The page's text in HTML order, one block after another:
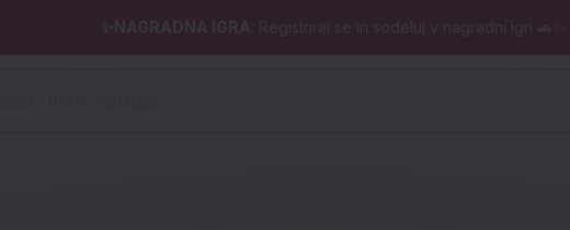
✨NAGRADNA IGRA : Registriraj se in sodeluj v nagradni igri 🚗✨